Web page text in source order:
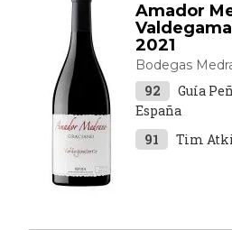
Amador
2021
Bodegas
92
Guía
España
91
Tim